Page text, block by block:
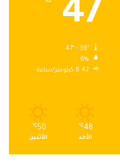
47
6%
6.42 كيلومتر/ساعة
48
℃
الأحد
50
℃
الأثنين